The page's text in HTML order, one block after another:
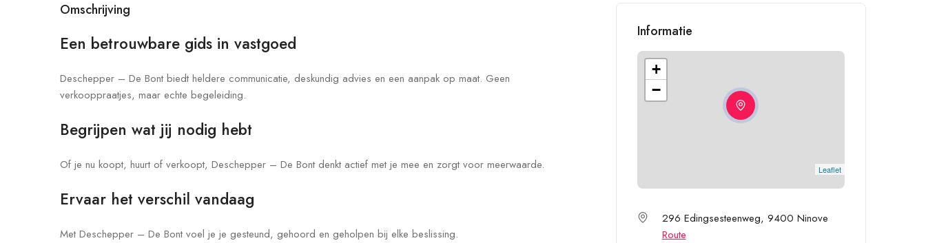
Omschrijving
Een betrouwbare gids in vastgoed
Deschepper – De Bont biedt heldere communicatie, deskundig advies en een aanpak op maat. Geen
verkooppraatjes, maar echte begeleiding.
Begrijpen wat jij nodig hebt
Of je nu koopt, huurt of verkoopt, Deschepper – De Bont denkt actief met je mee en zorgt voor meerwaarde.
Ervaar het verschil vandaag
Met Deschepper – De Bont voel je je gesteund, gehoord en geholpen bij elke beslissing.
Informatie
+
−
Leaflet
296 Edingsesteenweg, 9400 Ninove
Route